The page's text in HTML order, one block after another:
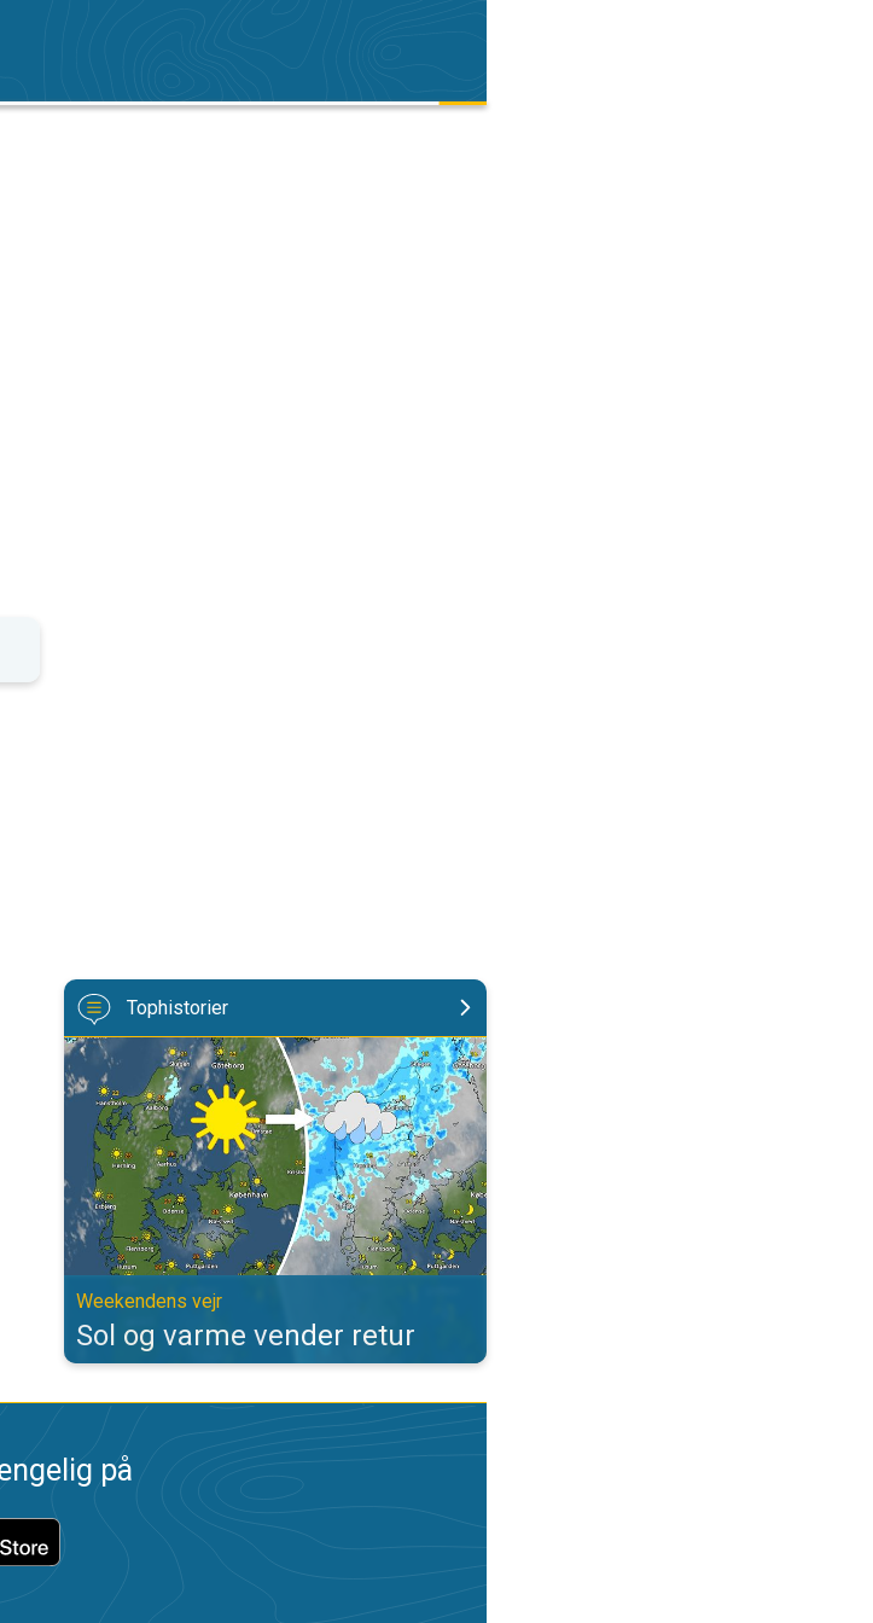
Tophistorier
Sol og varme vender retur. Weekendens vejr. . .
Weekendens vejr
Sol og varme vender retur
på